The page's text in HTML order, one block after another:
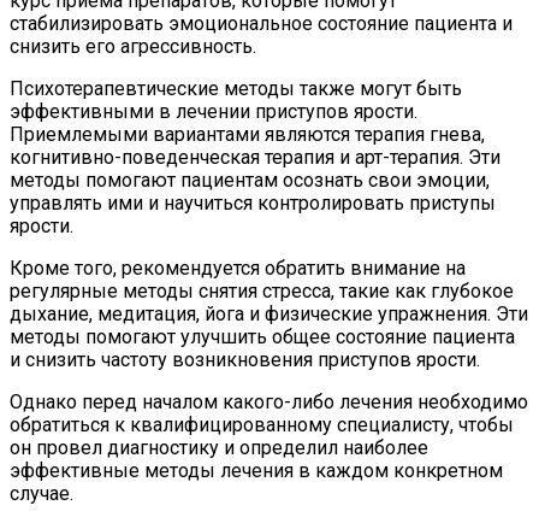
стабилизировать эмоциональное состояние пациента и
снизить его агрессивность.
Психотерапевтические методы также могут быть
эффективными в лечении приступов ярости.
Приемлемыми вариантами являются терапия гнева,
когнитивно-поведенческая терапия и арт-терапия. Эти
методы помогают пациентам осознать свои эмоции,
управлять ими и научиться контролировать приступы
ярости.
Кроме того, рекомендуется обратить внимание на
регулярные методы снятия стресса, такие как глубокое
дыхание, медитация, йога и физические упражнения. Эти
методы помогают улучшить общее состояние пациента
и снизить частоту возникновения приступов ярости.
Однако перед началом какого-либо лечения необходимо
обратиться к квалифицированному специалисту, чтобы
он провел диагностику и определил наиболее
эффективные методы лечения в каждом конкретном
случае.